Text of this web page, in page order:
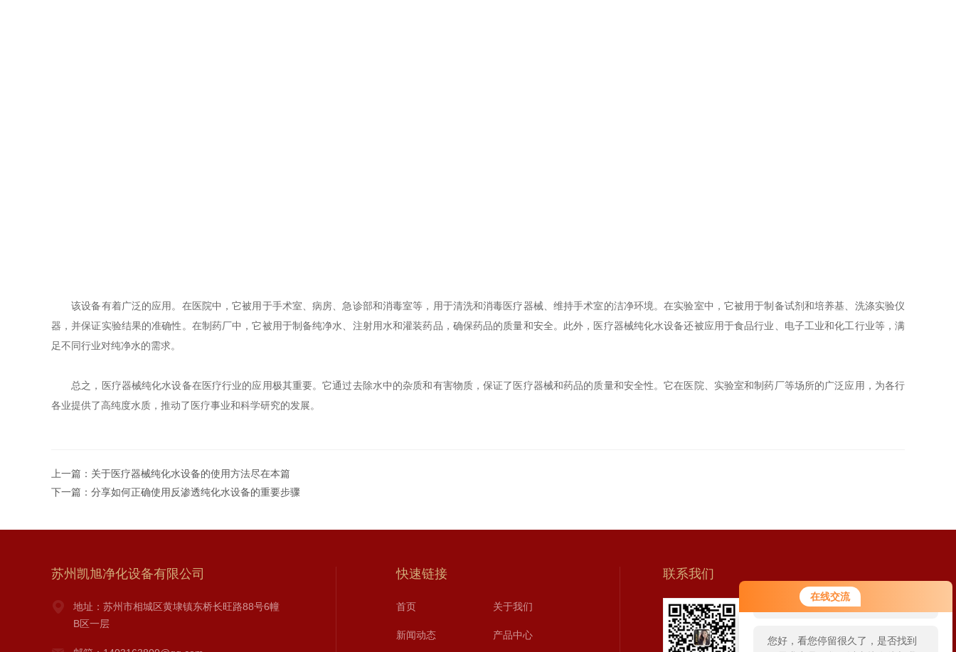
在线交流
您好！欢迎前来咨询，很高兴为您
服务，请问您要咨询什么问题呢？
您好，看您停留很久了，是否找到
该设备有着广泛的应用。在医院中，它被用于手术室、病房、急诊部和消毒室等，用于清洗和消毒医疗器械、维持手术室的洁净环境。在实验室中，它被用于制备试剂和培养基、洗涤实验仪
器，并保证实验结果的准确性。在制药厂中，它被用于制备纯净水、注射用水和灌装药品，确保药品的质量和安全。此外，医疗器械纯化水设备还被应用于食品行业、电子工业和化工行业等，满
足不同行业对纯净水的需求。
总之，医疗器械纯化水设备在医疗行业的应用极其重要。它通过去除水中的杂质和有害物质，保证了医疗器械和药品的质量和安全性。它在医院、实验室和制药厂等场所的广泛应用，为各行
各业提供了高纯度水质，推动了医疗事业和科学研究的发展。
上一篇： 关于医疗器械纯化水设备的使用方法尽在本篇
下一篇： 分享如何正确使用反渗透纯化水设备的重要步骤
苏州凯旭净化设备有限公司
地址：苏州市相城区黄埭镇东桥长旺路88号6幢
B区一层
快速链接
首页 关于我们
新闻动态 产品中心
联系我们
扫一扫 联系我们